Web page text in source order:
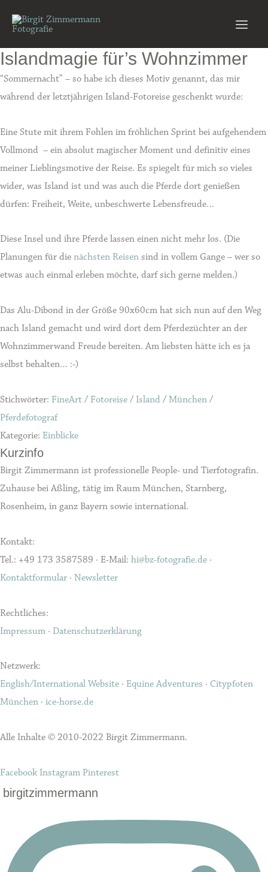
Inhalt
Islandmagie für’s Wohnzimmer
“Sommernacht” – so habe ich dieses Motiv genannt, das mir
während der letztjährigen Island-Fotoreise geschenkt wurde:
Eine Stute mit ihrem Fohlen im fröhlichen Sprint bei aufgehendem
Vollmond – ein absolut magischer Moment und definitiv eines
meiner Lieblingsmotive der Reise. Es spiegelt für mich so vieles
wider, was Island ist und was auch die Pferde dort genießen
dürfen: Freiheit, Weite, unbeschwerte Lebensfreude…
Diese Insel und ihre Pferde lassen einen nicht mehr los. (Die
Planungen für die nächsten Reisen sind in vollem Gange – wer so
etwas auch einmal erleben möchte, darf sich gerne melden.)
Das Alu-Dibond in der Größe 90x60cm hat sich nun auf den Weg
nach Island gemacht und wird dort dem Pferdezüchter an der
Wohnzimmerwand Freude bereiten. Am liebsten hätte ich es ja
selbst behalten… :-)
Stichwörter: FineArt / Fotoreise / Island / München /
Pferdefotograf
Kategorie: Einblicke
Kurzinfo
Birgit Zimmermann ist professionelle People- und Tierfotografin.
Zuhause bei Aßling, tätig im Raum München, Starnberg,
Rosenheim, in ganz Bayern sowie international.
Kontakt:
Tel.: +49 173 3587589 · E-Mail: hi@bz-fotografie.de ·
Kontaktformular · Newsletter
Rechtliches:
Impressum · Datenschutzerklärung
Netzwerk:
English/International Website · Equine Adventures · Citypfoten
München · ice-horse.de
Alle Inhalte © 2010-2022 Birgit Zimmermann.
Facebook Instagram Pinterest
birgitzimmermann